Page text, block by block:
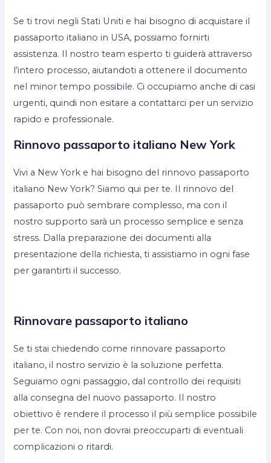
Se ti trovi negli Stati Uniti e hai bisogno di acquistare il
passaporto italiano in USA, possiamo fornirti
assistenza. Il nostro team esperto ti guiderà attraverso
l’intero processo, aiutandoti a ottenere il documento
nel minor tempo possibile. Ci occupiamo anche di casi
urgenti, quindi non esitare a contattarci per un servizio
rapido e professionale.
Rinnovo passaporto italiano New York
Vivi a New York e hai bisogno del rinnovo passaporto
italiano New York? Siamo qui per te. Il rinnovo del
passaporto può sembrare complesso, ma con il
nostro supporto sarà un processo semplice e senza
stress. Dalla preparazione dei documenti alla
presentazione della richiesta, ti assistiamo in ogni fase
per garantirti il successo.
Rinnovare passaporto italiano
Se ti stai chiedendo come rinnovare passaporto
italiano, il nostro servizio è la soluzione perfetta.
Seguiamo ogni passaggio, dal controllo dei requisiti
alla consegna del nuovo passaporto. Il nostro
obiettivo è rendere il processo il più semplice possibile
per te. Con noi, non dovrai preoccuparti di eventuali
complicazioni o ritardi.